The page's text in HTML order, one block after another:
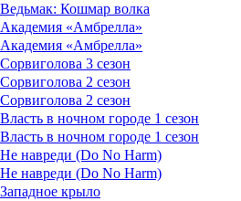
Ведьмак: Кошмар волка
Академия «Амбрелла»
Академия «Амбрелла»
Сорвиголова 3 сезон
Сорвиголова 2 сезон
Сорвиголова 2 сезон
Власть в ночном городе 1 сезон
Власть в ночном городе 1 сезон
Не навреди (Do No Harm)
Не навреди (Do No Harm)
Западное крыло